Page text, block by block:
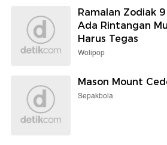
Ramalan Zodiak
Ada Rintangan
Harus Tegas
Wolipop
Mason Mount
Sepakbola